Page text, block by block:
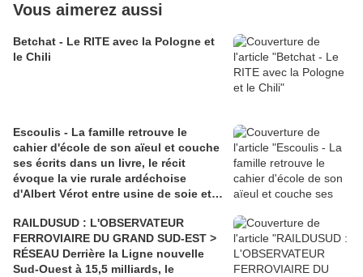
Vous aimerez aussi
Betchat - Le RITE avec la Pologne et
le Chili
Escoulis - La famille retrouve le
cahier d'école de son aïeul et couche
ses écrits dans un livre, le récit
évoque la vie rurale ardéchoise
d'Albert Vérot entre usine de soie et
RAILDUSUD : L'OBSERVATEUR
FERROVIAIRE DU GRAND SUD-EST >
RÉSEAU Derrière la Ligne nouvelle
Sud-Ouest à 15,5 milliards, le